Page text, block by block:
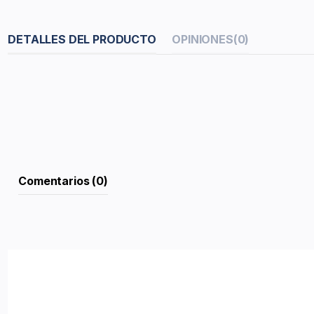
DETALLES DEL PRODUCTO OPINIONES(0)
Comentarios (0)